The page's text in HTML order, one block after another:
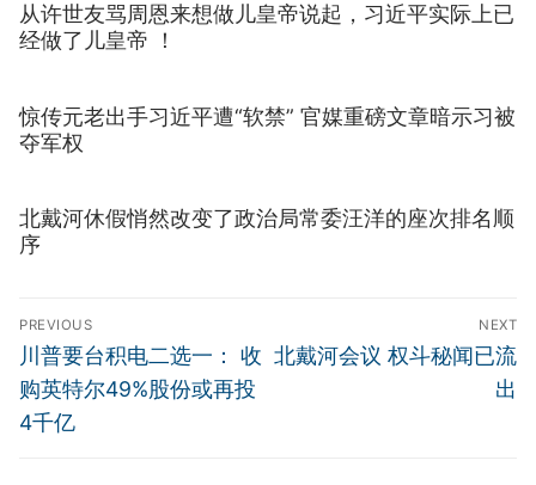
从许世友骂周恩来想做儿皇帝说起，习近平实际上已
经做了儿皇帝 ！
惊传元老出手习近平遭“软禁” 官媒重磅文章暗示习被
夺军权
北戴河休假悄然改变了政治局常委汪洋的座次排名顺
序
文
章
导
航
PREVIOUS
Previous
post:
川普要台积电二选一： 收
购英特尔49%股份或再投
4千亿
NEXT
Next
北戴河会议 权斗秘闻已流
出